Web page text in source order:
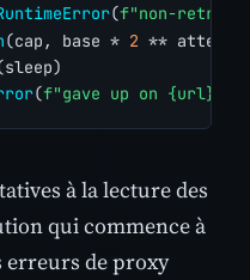
(f"non-
(cap, base * 2 **
(f"gave up on {url}"
à la lecture des
qui commence à
erreurs de proxy